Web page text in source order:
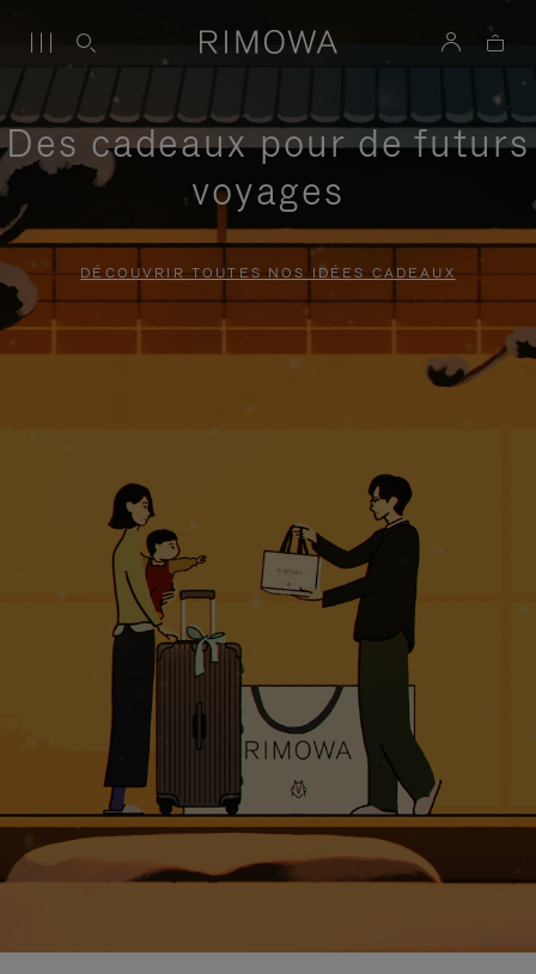
Des cadeaux pour de futurs
voyages
DÉCOUVRIR TOUTES NOS IDÉES CADEAUX